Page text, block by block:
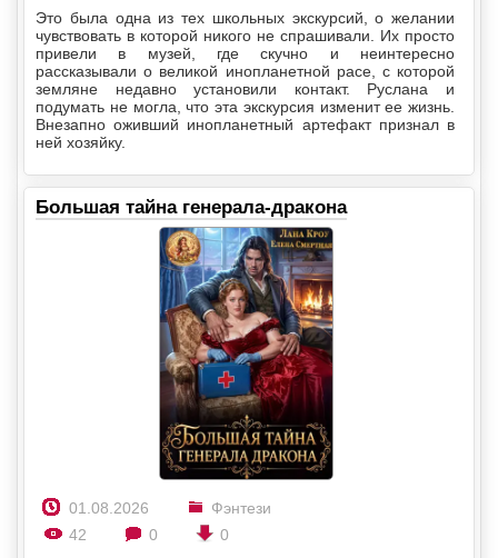
Это была одна из тех школьных экскурсий, о желании
чувствовать в которой никого не спрашивали. Их просто
привели в музей, где скучно и неинтересно
рассказывали о великой инопланетной расе, с которой
земляне недавно установили контакт. Руслана и
подумать не могла, что эта экскурсия изменит ее жизнь.
Внезапно оживший инопланетный артефакт признал в
ней хозяйку.
Большая тайна генерала-дракона
01.08.2026
Фэнтези
42
0 0